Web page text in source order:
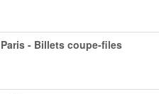
- Billets coupe-files